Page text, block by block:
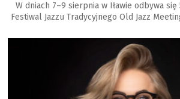
W dniach 7–9 sierpnia w Iławie odbywa
Festiwal Jazzu Tradycyjnego Old Jazz
a